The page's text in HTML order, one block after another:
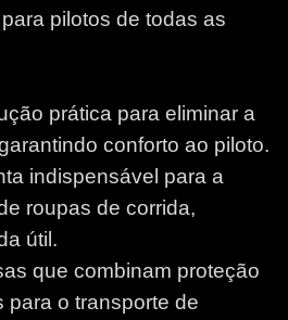
pilotos de todas as
prática para eliminar a
conforto ao piloto.
indispensável para a
roupas de corrida,
útil.
que combinam proteção
para o transporte de